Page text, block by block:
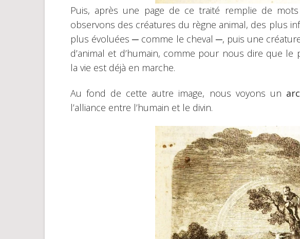
Puis, après une page de ce traité remplie de
observons des créatures du règne animal, des plus
plus évoluées ─ comme le cheval ─, puis une
d’animal et d’humain, comme pour nous dire que le
la vie est déjà en marche.
Au fond de cette autre image, nous voyons un
l’alliance entre l’humain et le divin.